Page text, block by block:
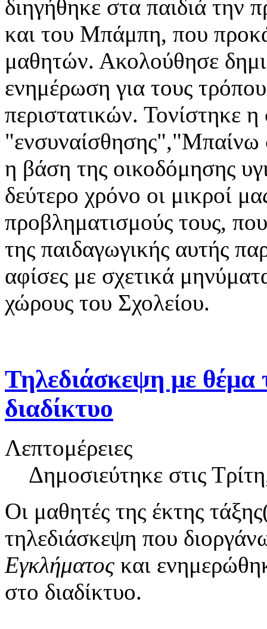
διηγήθηκε στα παιδιά την
και του Μπάμπη, που
μαθητών. Ακολούθησε
ενημέρωση για τους
περιστατικών. Τονίστηκε
"ενσυναίσθησης","Μπαίνω
η βάση της οικοδόμησης
δεύτερο χρόνο οι μικροί
προβληματισμούς τους,
της παιδαγωγικής αυτής
αφίσες με σχετικά
χώρους του Σχολείου.
Τηλεδιάσκεψη με
διαδίκτυο
Λεπτομέρειες
Δημοσιεύτηκε στις
Οι μαθητές της έκτης
τηλεδιάσκεψη που
Εγκλήματος και
στο διαδίκτυο.